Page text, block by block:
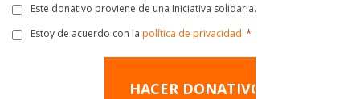
Consentimiento
Este donativo proviene de una Iniciativa solidaria.
Consentimiento
Estoy de acuerdo con la política de privacidad.*